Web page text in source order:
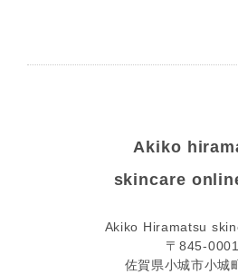
Akiko
skincare
Akiko Hiramatsu
〒845-0001
佐賀県小城市小城